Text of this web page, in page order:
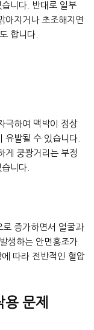
니다. 반대로 일부
아지거나 초조해지면
합니다.
극하여 맥박이 정상
유발될 수 있습니다.
게 쿵쾅거리는 부정
니다.
로 증가하면서 얼굴과
생하는 안면홍조가
따라 전반적인 혈압
문제